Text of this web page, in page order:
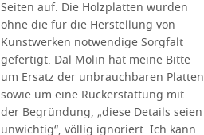
Seiten auf. Die Holzplatten wurden
ohne die für die Herstellung von
Kunstwerken notwendige Sorgfalt
gefertigt. Dal Molin hat meine Bitte
um Ersatz der unbrauchbaren Platten
sowie um eine Rückerstattung mit
der Begründung, „diese Details seien
unwichtig“, völlig ignoriert. Ich kann